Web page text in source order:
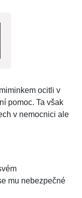
ocitli v
pomoc. Ta však
v nemocnici ale
mu nebezpečné